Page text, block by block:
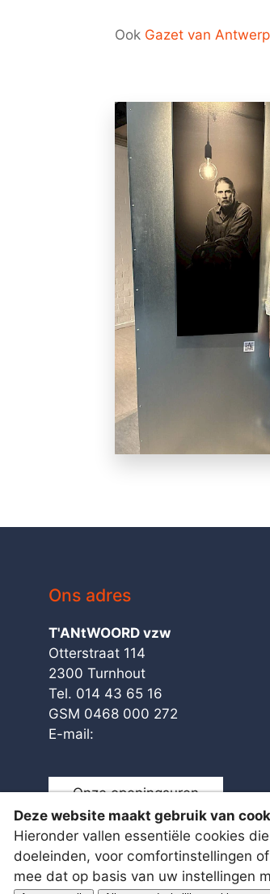
Ook Gazet van
Ons adres
T'ANtWOORD vzw
Otterstraat 114
2300 Turnhout
Tel. 014 43 65 16
GSM 0468 000 272
E-mail:
Onze openingsuren
Deze website maakt gebruik van
Hieronder vallen essentiële cookies
doeleinden, voor comfortinstellingen
mee dat op basis van uw instellingen